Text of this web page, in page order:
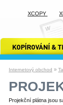
Internetový obchod »
Projekční plátna jsou
kopírování a tisk xcopy
XCOPY